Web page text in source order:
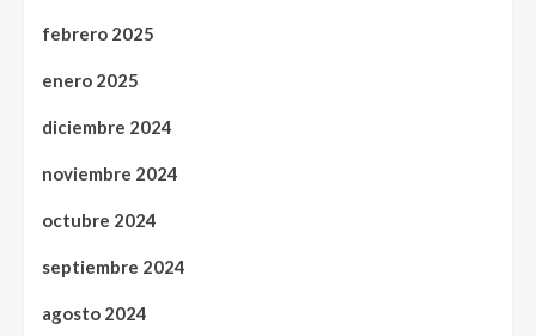
febrero 2025
enero 2025
diciembre 2024
noviembre 2024
octubre 2024
septiembre 2024
agosto 2024